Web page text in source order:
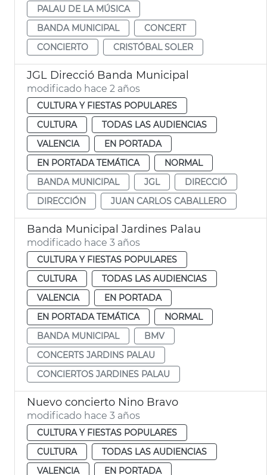
PALAU DE LA MÚSICA
BANDA MUNICIPAL
CONCERT
CONCIERTO
CRISTÓBAL SOLER
JGL Direcció Banda Municipal
modificado hace 2 años
CULTURA Y FIESTAS POPULARES
CULTURA
TODAS LAS AUDIENCIAS
VALENCIA
EN PORTADA
EN PORTADA TEMÁTICA
NORMAL
BANDA MUNICIPAL
JGL
DIRECCIÓ
DIRECCIÓN
JUAN CARLOS CABALLERO
Banda Municipal Jardines Palau
modificado hace 3 años
CULTURA Y FIESTAS POPULARES
CULTURA
TODAS LAS AUDIENCIAS
VALENCIA
EN PORTADA
EN PORTADA TEMÁTICA
NORMAL
BANDA MUNICIPAL
BMV
CONCERTS JARDINS PALAU
CONCIERTOS JARDINES PALAU
Nuevo concierto Nino Bravo
modificado hace 3 años
CULTURA Y FIESTAS POPULARES
CULTURA
TODAS LAS AUDIENCIAS
VALENCIA
EN PORTADA